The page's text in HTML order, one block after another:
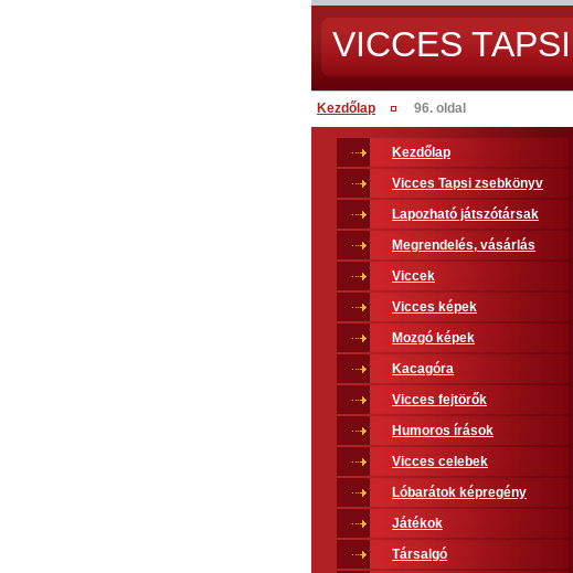
VICCES TAPSI
Kezdőlap 96. oldal
Kezdőlap
Vicces Tapsi zsebkönyv
Lapozható játszótársak
Megrendelés, vásárlás
Viccek
Vicces képek
Mozgó képek
Kacagóra
Vicces fejtörők
Humoros írások
Vicces celebek
Lóbarátok képregény
Játékok
Társalgó